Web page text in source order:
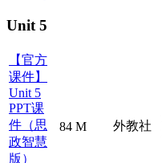
Unit 5
【官方
课件】
Unit 5
PPT课
件（思
政智慧
版）
84 M 外教社